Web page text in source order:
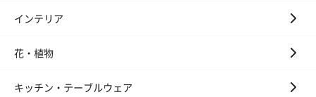
インテリア
花・植物
キッチン・テーブルウェア